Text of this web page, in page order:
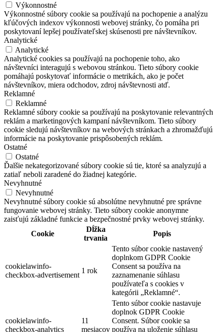
Výkonnostné
Výkonnostné súbory cookie sa používajú na pochopenie a analýzu
kľúčových indexov výkonnosti webovej stránky, čo pomáha pri
poskytovaní lepšej používateľskej skúsenosti pre návštevníkov.
Analytické
Analytické
Analytické cookies sa používajú na pochopenie toho, ako
návštevníci interagujú s webovou stránkou. Tieto súbory cookie
pomáhajú poskytovať informácie o metrikách, ako je počet
návštevníkov, miera odchodov, zdroj návštevnosti atď.
Reklamné
Reklamné
Reklamné súbory cookie sa používajú na poskytovanie relevantných
reklám a marketingových kampaní návštevníkom. Tieto súbory
cookie sledujú návštevníkov na webových stránkach a zhromažďujú
informácie na poskytovanie prispôsobených reklám.
Ostatné
Ostatné
Ďalšie nekategorizované súbory cookie sú tie, ktoré sa analyzujú a
zatiaľ neboli zaradené do žiadnej kategórie.
Nevyhnutné
Nevyhnutné
Nevyhnutné súbory cookie sú absolútne nevyhnutné pre správne
fungovanie webovej stránky. Tieto súbory cookie anonymne
zaisťujú základné funkcie a bezpečnostné prvky webovej stránky.
Cookie
Dĺžka
trvania
Popis
cookielawinfo-
checkbox-advertisement
1 rok
Tento súbor cookie nastavený
doplnkom GDPR Cookie
Consent sa používa na
zaznamenanie súhlasu
používateľa s cookies v
kategórii „Reklamné“.
cookielawinfo-
checkbox-analytics
11
mesiacov
Tento súbor cookie nastavuje
doplnok GDPR Cookie
Consent. Súbor cookie sa
používa na uloženie súhlasu